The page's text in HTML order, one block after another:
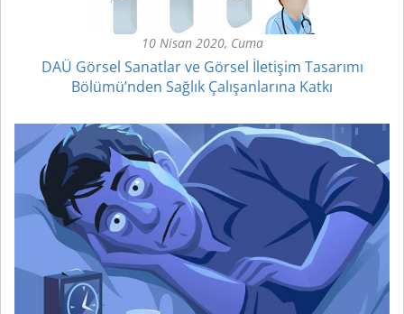
10 Nisan 2020, Cuma
DAÜ Görsel Sanatlar ve Görsel İletişim Tasarımı
Bölümü’nden Sağlık Çalışanlarına Katkı